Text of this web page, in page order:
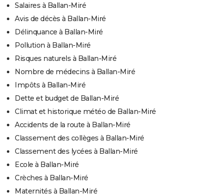
Salaires à Ballan-Miré
Avis de décès à Ballan-Miré
Délinquance à Ballan-Miré
Pollution à Ballan-Miré
Risques naturels à Ballan-Miré
Nombre de médecins à Ballan-Miré
Impôts à Ballan-Miré
Dette et budget de Ballan-Miré
Climat et historique météo de Ballan-Miré
Accidents de la route à Ballan-Miré
Classement des collèges à Ballan-Miré
Classement des lycées à Ballan-Miré
Ecole à Ballan-Miré
Crèches à Ballan-Miré
Maternités à Ballan-Miré